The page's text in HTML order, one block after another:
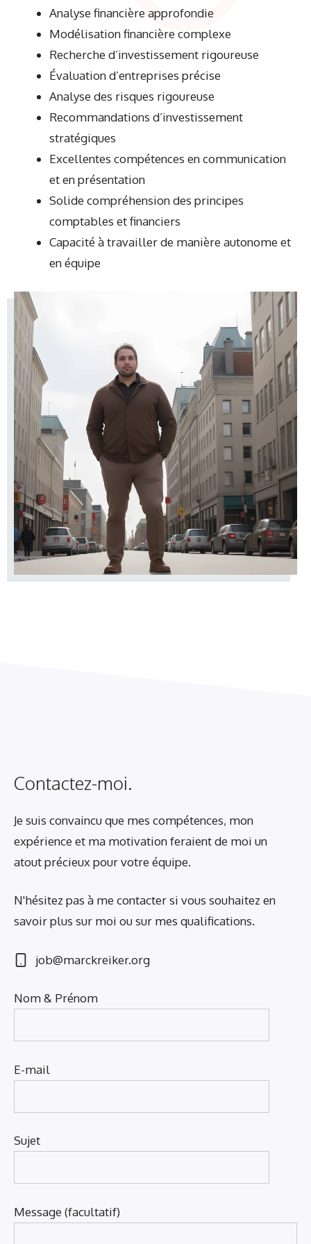
Analyse financière approfondie
Modélisation financière complexe
Recherche d’investissement rigoureuse
Évaluation d’entreprises précise
Analyse des risques rigoureuse
Recommandations d’investissement
stratégiques
Excellentes compétences en communication
et en présentation
Solide compréhension des principes
comptables et financiers
Capacité à travailler de manière autonome et
en équipe
Contactez-moi.
Je suis convaincu que mes compétences, mon
expérience et ma motivation feraient de moi un
atout précieux pour votre équipe.
N'hésitez pas à me contacter si vous souhaitez en
savoir plus sur moi ou sur mes qualifications.
job@marckreiker.org
Nom & Prénom
E-mail
Sujet
Message (facultatif)